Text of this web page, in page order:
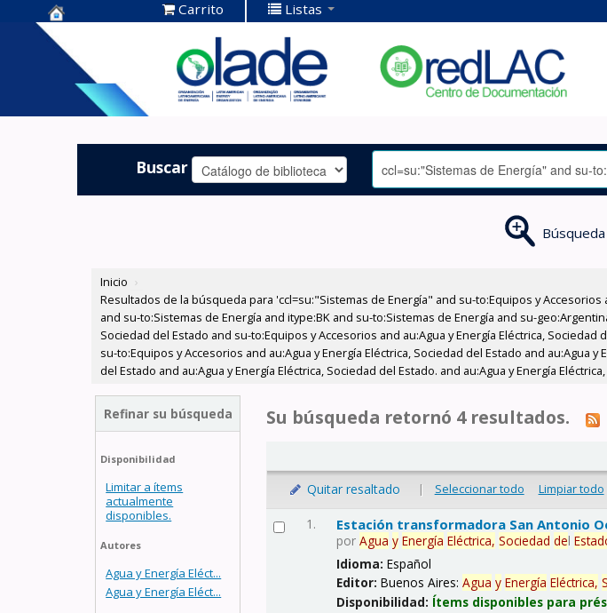
Centro de
Documentación
OLADE -
Carrito Listas
Buscar
Inicio ›
Resultados de la búsqueda para 'ccl=su:"Sistemas de Energía" and su-to:Equipos y Accesorios
and su-to:Sistemas de Energía and itype:BK and su-to:Sistemas de Energía and su-
Sociedad del Estado and su-to:Equipos y Accesorios and au:Agua y Energía Eléctrica,
su-to:Equipos y Accesorios and au:Agua y Energía Eléctrica, Sociedad del Estado and au:Agua
del Estado and au:Agua y Energía Eléctrica, Sociedad del Estado. and au:Agua y Energía
Refinar su búsqueda
Disponibilidad
Limitar a ítems
actualmente
disponibles.
Autores
Agua y Energía Eléct...
Agua y Energía Eléct...
Su búsqueda retornó 4 resultados.
Quitar resaltado | Seleccionar todo Limpiar todo
1. Estación transformadora San Antonio
porAgua y Energía Eléctrica, Sociedad del
Idioma:Español
Editor:Buenos Aires:Agua y Energía Eléctrica,
Disponibilidad: Ítems disponibles para